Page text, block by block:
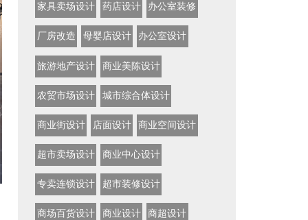
家具卖场设计 药店设计 办公室装修
厂房改造 母婴店设计 办公室设计
旅游地产设计 商业美陈设计
农贸市场设计 城市综合体设计
商业街设计 店面设计 商业空间设计
超市卖场设计 商业中心设计
专卖连锁设计 超市装修设计
商场百货设计 商业设计 商超设计